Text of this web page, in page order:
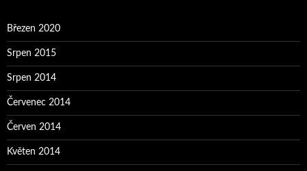
Březen 2020
Srpen 2015
Srpen 2014
Červenec 2014
Červen 2014
Květen 2014